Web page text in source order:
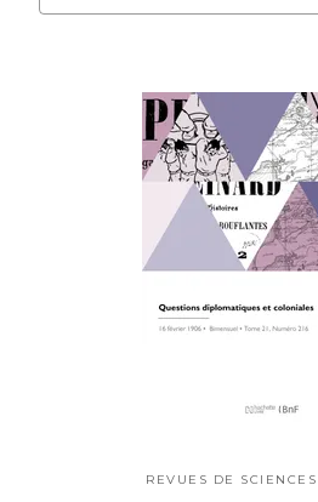
REVUES DE